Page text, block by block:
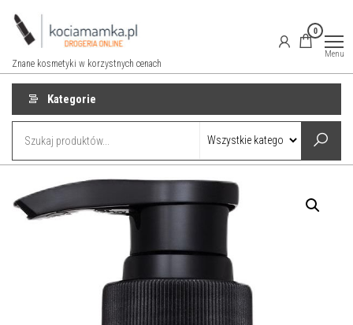
Przejdź
Znane kosmetyki w korzystnych cenach
0
Menu
Kategorie